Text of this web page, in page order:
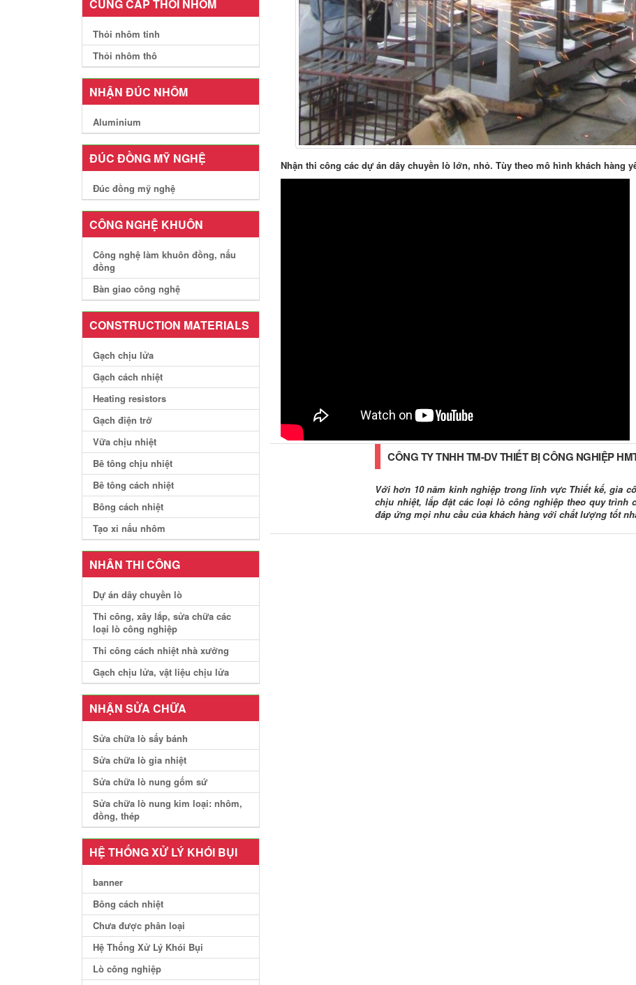
CUNG CẤP THỎI NHÔM
Thỏi nhôm tinh
Thỏi nhôm thô
NHẬN ĐÚC NHÔM
Aluminium
ĐÚC ĐỒNG MỸ NGHỆ
Đúc đồng mỹ nghệ
CÔNG NGHỆ KHUÔN
Công nghệ làm khuôn đồng, nấu
đồng
Bàn giao công nghệ
CONSTRUCTION MATERIALS
Gạch chịu lửa
Gạch cách nhiệt
Heating resistors
Gạch điện trở
Vữa chịu nhiệt
Bê tông chịu nhiệt
Bê tông cách nhiệt
Bông cách nhiệt
Tạo xỉ nấu nhôm
NHÂN THI CÔNG
Dự án dây chuyền lò
Thi công, xây lắp, sửa chữa các
loại lò công nghiệp
Thi công cách nhiệt nhà xưởng
Gạch chịu lửa, vật liệu chịu lửa
NHẬN SỬA CHỮA
Sửa chữa lò sấy bánh
Sửa chữa lò gia nhiệt
Sửa chữa lò nung gốm sứ
Sửa chữa lò nung kim loại: nhôm,
đồng, thép
HỆ THỐNG XỬ LÝ KHÓI BỤI
banner
Bông cách nhiệt
Chưa được phân loại
Hệ Thống Xử Lý Khói Bụi
Lò công nghiệp
Nhận thi công các dự án dây chuyền lò lớn, nhỏ. Tùy theo mô hình khách hàng
CÔNG TY TNHH TM-DV THIẾT BỊ CÔNG NGHIỆP
Với hơn 10 năm kinh nghiệp trong lĩnh vực Thiết kế, gia
chịu nhiệt, lắp đặt các loại lò công nghiệp theo quy trình
đáp ứng mọi nhu cầu của khách hàng với chất lượng tốt